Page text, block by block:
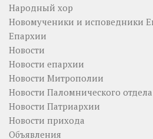
Народный хор
Новомученики и исповедники
Епархии
Новости
Новости епархии
Новости Митрополии
Новости Паломнического отдела
Новости Патриархии
Новости прихода
Объявления